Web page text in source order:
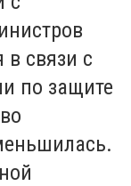
связи с
по защите